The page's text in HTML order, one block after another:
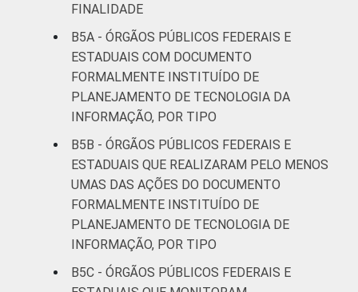
FINALIDADE
B5A - ÓRGÃOS PÚBLICOS FEDERAIS E
ESTADUAIS COM DOCUMENTO
FORMALMENTE INSTITUÍDO DE
PLANEJAMENTO DE TECNOLOGIA DA
INFORMAÇÃO, POR TIPO
B5B - ÓRGÃOS PÚBLICOS FEDERAIS E
ESTADUAIS QUE REALIZARAM PELO MENOS
UMAS DAS AÇÕES DO DOCUMENTO
FORMALMENTE INSTITUÍDO DE
PLANEJAMENTO DE TECNOLOGIA DE
INFORMAÇÃO, POR TIPO
B5C - ÓRGÃOS PÚBLICOS FEDERAIS E